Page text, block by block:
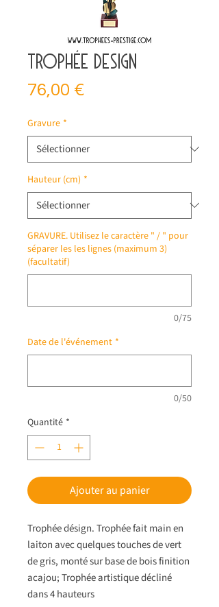
Trophée design
76,00 €
Gravure *
Hauteur (cm) *
GRAVURE. Utilisez le caractère " / " pour
séparer les les lignes (maximum 3)
(facultatif)
0/75
Date de l'événement *
0/50
Quantité *
Ajouter au panier
Trophée désign. Trophée fait main en
laiton avec quelques touches de vert
de gris, monté sur base de bois finition
acajou; Trophée artistique décliné
dans 4 hauteurs